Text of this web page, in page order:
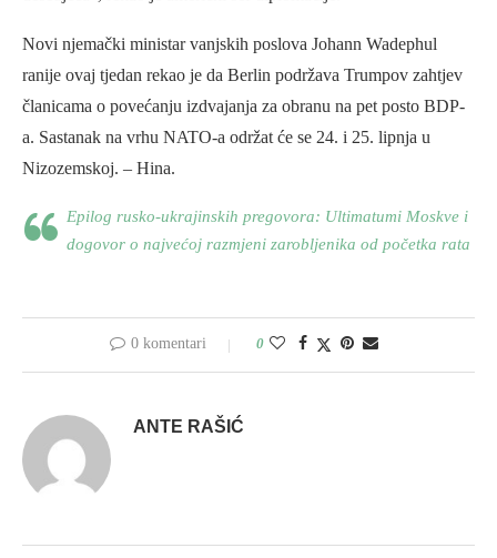
Novi njemački ministar vanjskih poslova Johann Wadephul
ranije ovaj tjedan rekao je da Berlin podržava Trumpov zahtjev
članicama o povećanju izdvajanja za obranu na pet posto BDP-
a. Sastanak na vrhu NATO-a održat će se 24. i 25. lipnja u
Nizozemskoj. – Hina.
Epilog rusko-ukrajinskih pregovora: Ultimatumi Moskve i
dogovor o najvećoj razmjeni zarobljenika od početka rata
0 komentari 0
ANTE RAŠIĆ